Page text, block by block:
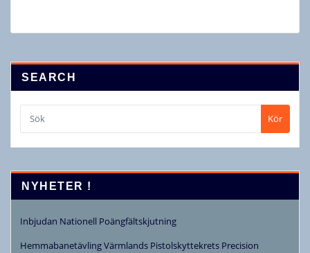
SEARCH
Kör
NYHETER !
Inbjudan Nationell Poängfältskjutning
Hemmabanetävling Värmlands Pistolskyttekrets Precision